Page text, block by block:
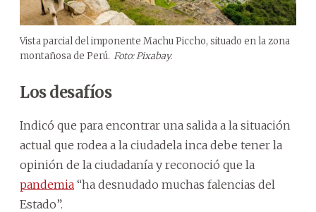
Vista parcial del imponente Machu Piccho, situado en la zona
montañosa de Perú. Foto: Pixabay.
Los desafíos
Indicó que para encontrar una salida a la situación
actual que rodea a la ciudadela inca debe tener la
opinión de la ciudadanía y reconoció que la
pandemia “ha desnudado muchas falencias del
Estado”.